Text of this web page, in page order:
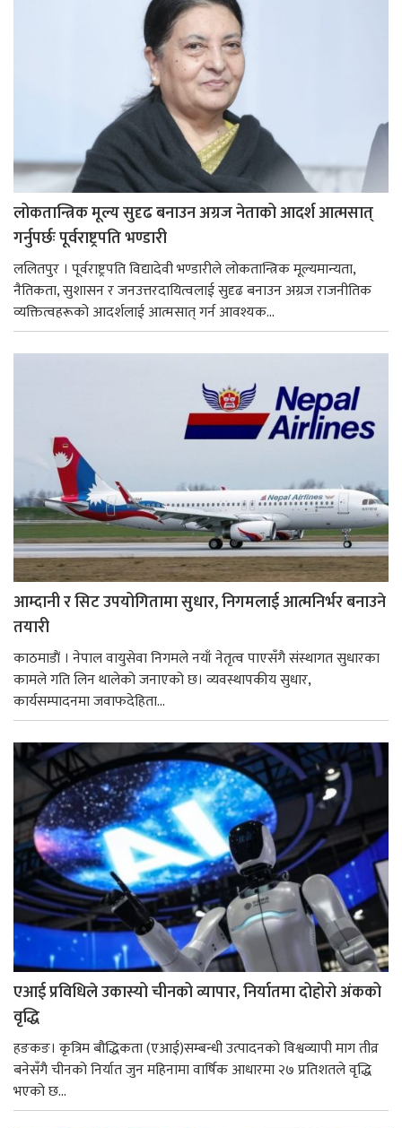
लोकतान्त्रिक मूल्य सुदृढ बनाउन अग्रज नेताको आदर्श आत्मसात्
गर्नुपर्छः पूर्वराष्ट्रपति भण्डारी
ललितपुर । पूर्वराष्ट्रपति विद्यादेवी भण्डारीले लोकतान्त्रिक मूल्यमान्यता,
नैतिकता, सुशासन र जनउत्तरदायित्वलाई सुदृढ बनाउन अग्रज राजनीतिक
व्यक्तित्वहरूको आदर्शलाई आत्मसात् गर्न आवश्यक...
आम्दानी र सिट उपयोगितामा सुधार, निगमलाई आत्मनिर्भर बनाउने
तयारी
काठमाडाैं । नेपाल वायुसेवा निगमले नयाँ नेतृत्व पाएसँगै संस्थागत सुधारका
कामले गति लिन थालेको जनाएको छ। व्यवस्थापकीय सुधार,
कार्यसम्पादनमा जवाफदेहिता...
एआई प्रविधिले उकास्यो चीनको व्यापार, निर्यातमा दोहोरो अंकको
वृद्धि
हङकङ। कृत्रिम बौद्धिकता (एआई)सम्बन्धी उत्पादनको विश्वव्यापी माग तीव्र
बनेसँगै चीनको निर्यात जुन महिनामा वार्षिक आधारमा २७ प्रतिशतले वृद्धि
भएको छ...